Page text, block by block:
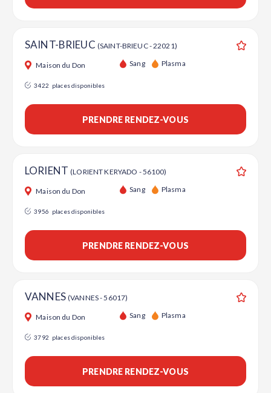
SAINT-BRIEUC (SAINT-BRIEUC - 22021)
Maison du Don Sang Plasma
3422 places disponibles
PRENDRE RENDEZ-VOUS
LORIENT(LORIENT KERYADO - 56100)
Maison du Don Sang Plasma
3956 places disponibles
PRENDRE RENDEZ-VOUS
VANNES (VANNES - 56017)
Maison du Don Sang Plasma
3792 places disponibles
PRENDRE RENDEZ-VOUS